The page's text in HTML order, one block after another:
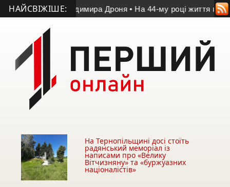
НАЙСВІЖІШЕ:
Володимира Дроня • На 44-му році життя помер
На Тернопільщині досі стоїть
радянський меморіал із
написами про «Велику
Вітчизняну» та «буржуазних
націоналістів»